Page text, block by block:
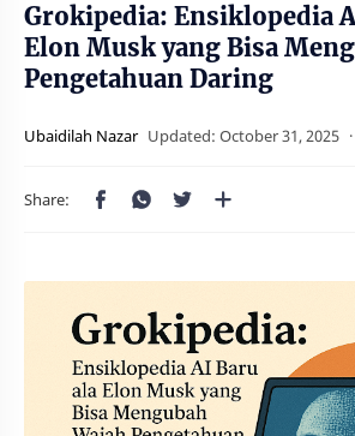
Grokipedia: Ensiklopedia
Elon Musk yang Bisa
Pengetahuan Daring